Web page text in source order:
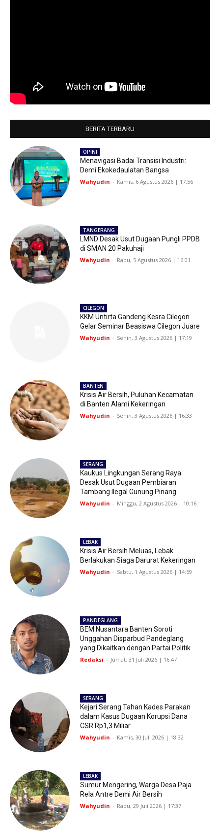
BERITA TERBARU
OPINI
Menavigasi Badai Transisi Industri:
Demi Ekokedaulatan Bangsa
Wahyudin - Kamis, 6 Agustus 2026 | 17:56
TANGERANG
LMND Desak Usut Dugaan Pungli PPDB
di SMAN 20 Pakuhaji
Wahyudin - Rabu, 5 Agustus 2026 | 16:01
CILEGON
KKM Untirta Gandeng Kesra Cilegon
Gelar Seminar Beasiswa Cilegon Juare
Wahyudin - Senin, 3 Agustus 2026 | 17:19
BANTEN
Krisis Air Bersih, Puluhan Kecamatan
di Banten Alami Kekeringan
Wahyudin - Senin, 3 Agustus 2026 | 16:33
SERANG
Kaukus Lingkungan Serang Raya
Desak Usut Dugaan Pembiaran
Tambang Ilegal Gunung Pinang
Wahyudin - Minggu, 2 Agustus 2026 | 10:16
LEBAK
Krisis Air Bersih Meluas, Lebak
Berlakukan Siaga Darurat Kekeringan
Wahyudin - Sabtu, 1 Agustus 2026 | 14:59
PANDEGLANG
BEM Nusantara Banten Soroti
Unggahan Disparbud Pandeglang
yang Dikaitkan dengan Partai Politik
Redaksi - Jumat, 31 Juli 2026 | 16:47
SERANG
Kejari Serang Tahan Kades Parakan
dalam Kasus Dugaan Korupsi Dana
CSR Rp1,3 Miliar
Wahyudin - Kamis, 30 Juli 2026 | 18:32
LEBAK
Sumur Mengering, Warga Desa Paja
Rela Antre Demi Air Bersih
Wahyudin - Rabu, 29 Juli 2026 | 17:37